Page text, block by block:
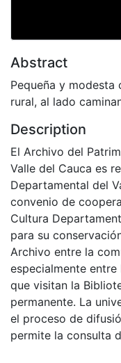
Abstract
Pequeña y modesta
rural, al lado
Description
El Archivo del
Valle del Cauca es
Departamental del
convenio de
Cultura
para su
Archivo entre la
especialmente
que visitan la
permanente. La
el proceso de
permite la consulta